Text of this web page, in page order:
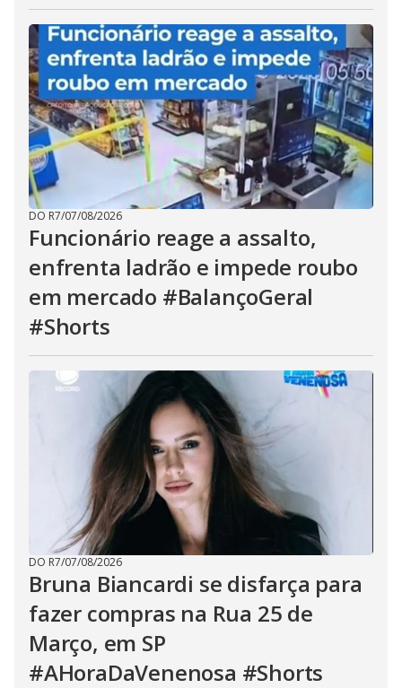
DO R7/07/08/2026
Funcionário reage a assalto,
enfrenta ladrão e impede roubo
em mercado #BalançoGeral
#Shorts
DO R7/07/08/2026
Bruna Biancardi se disfarça para
fazer compras na Rua 25 de
Março, em SP
#AHoraDaVenenosa #Shorts